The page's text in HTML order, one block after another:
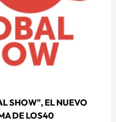
SHOW", EL NUEVO
DE LOS40